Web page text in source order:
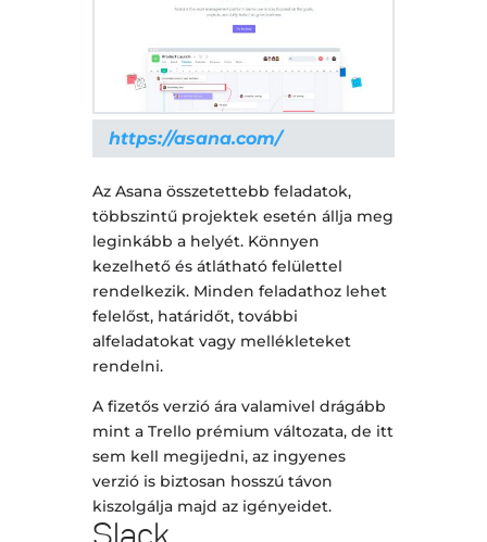
https://asana.com/
Az Asana összetettebb feladatok,
többszintű projektek esetén állja meg
leginkább a helyét. Könnyen
kezelhető és átlátható felülettel
rendelkezik. Minden feladathoz lehet
felelőst, határidőt, további
alfeladatokat vagy mellékleteket
rendelni.
A fizetős verzió ára valamivel drágább
mint a Trello prémium változata, de itt
sem kell megijedni, az ingyenes
verzió is biztosan hosszú távon
kiszolgálja majd az igényeidet.